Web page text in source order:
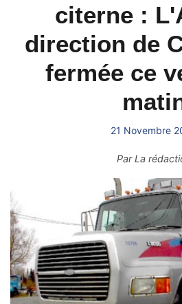
citerne :
direction de
fermée ce
21 Novembre
ParLa